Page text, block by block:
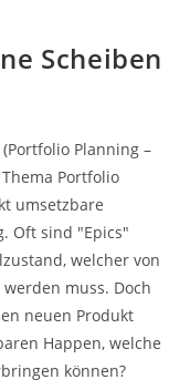
Scheiben
Planning –
Portfolio
umsetzbare
Oft sind "Epics"
welcher von
muss. Doch
neuen Produkt
Happen, welche
können?